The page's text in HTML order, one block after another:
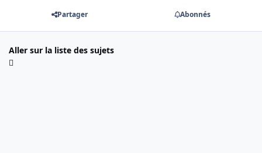
Partager Abonnés
Aller sur la liste des sujets